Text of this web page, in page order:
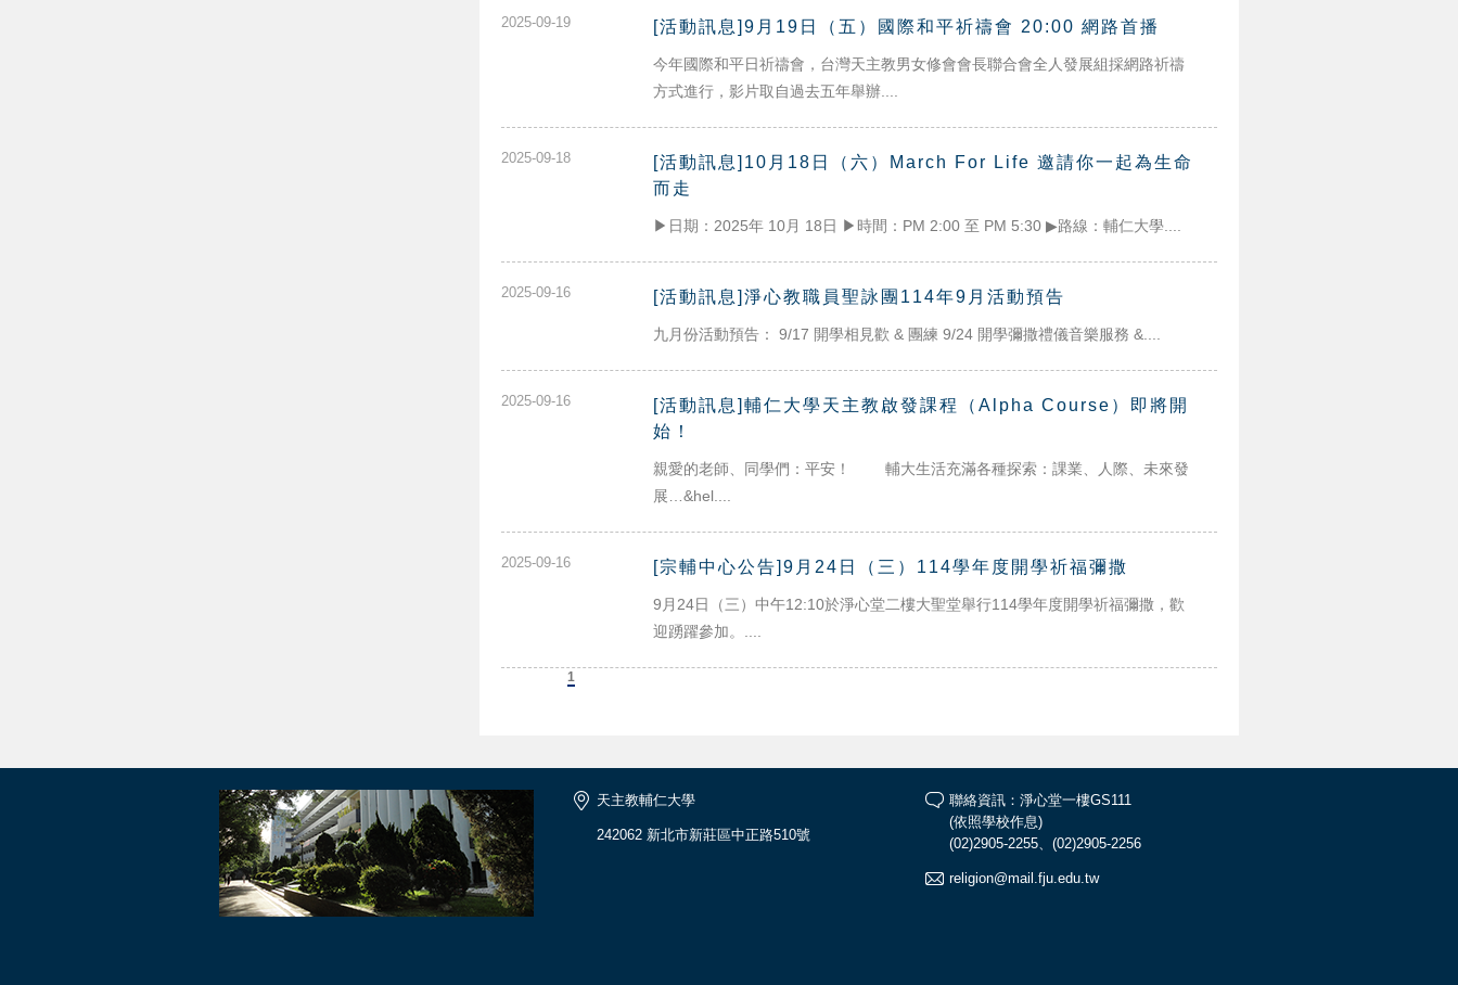
2025-09-19 [活動訊息]9月19日（五）國際和平祈禱會 20:00 網路首播
今年國際和平日祈禱會，台灣天主教男女修會會長聯合會全人發展組採網路祈禱
方式進行，影片取自過去五年舉辦....
2025-09-18
[活動訊息]10月18日（六）March For Life 邀請你一起為生命
而走
▶日期：2025年 10月 18日 ▶時間：PM 2:00 至 PM 5:30 ▶路線：輔仁大學....
2025-09-16 [活動訊息]淨心教職員聖詠團114年9月活動預告
九月份活動預告： 9/17 開學相見歡 & 團練 9/24 開學彌撒禮儀音樂服務 &....
2025-09-16
[活動訊息]輔仁大學天主教啟發課程（Alpha Course）即將開
始！
親愛的老師、同學們：平安！ 輔大生活充滿各種探索：課業、人際、未來發
展…&hel....
2025-09-16 [宗輔中心公告]9月24日（三）114學年度開學祈福彌撒
9月24日（三）中午12:10於淨心堂二樓大聖堂舉行114學年度開學祈福彌撒，歡
迎踴躍參加。....
1
天主教輔仁大學
242062 新北市新莊區中正路510號
聯絡資訊：淨心堂一樓GS111
(依照學校作息)
(02)2905-2255、(02)2905-2256
religion@mail.fju.edu.tw